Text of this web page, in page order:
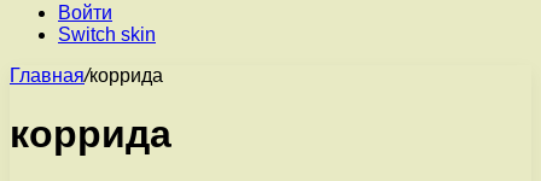
Войти
Switch skin
Главная/коррида
коррида